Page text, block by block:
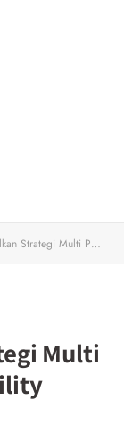
Pathway di Japan Mobility Show 2025
Multi